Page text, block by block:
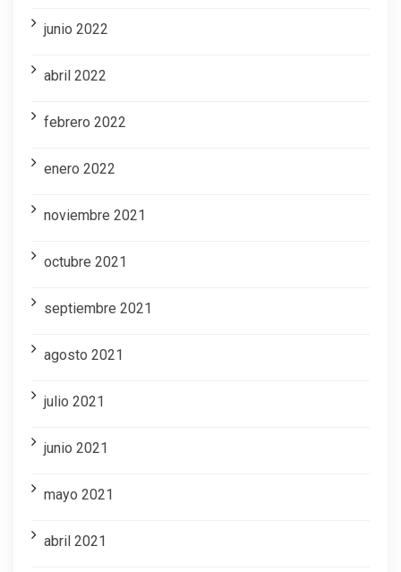
junio 2022
abril 2022
febrero 2022
enero 2022
noviembre 2021
octubre 2021
septiembre 2021
agosto 2021
julio 2021
junio 2021
mayo 2021
abril 2021